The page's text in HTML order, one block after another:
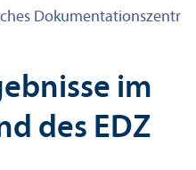
im
des EDZ